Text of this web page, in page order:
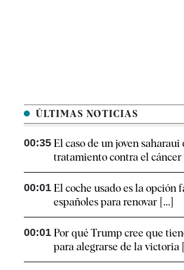
ÚLTIMAS NOTICIAS
00:35 El caso de un joven saharaui
tratamiento contra el cáncer
00:01 El coche usado es la opción
españoles para renovar [...]
00:01 Por qué Trump cree que
para alegrarse de la victoria